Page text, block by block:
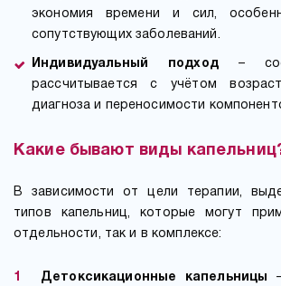
экономия времени и сил,
сопутствующих заболеваний.
Индивидуальный подход–
рассчитывается с учётом
диагноза и переносимости
Какие бывают виды
В зависимости от цели терапии,
типов капельниц, которые могут
отдельности, так и в комплексе:
Детоксикационные капельницы